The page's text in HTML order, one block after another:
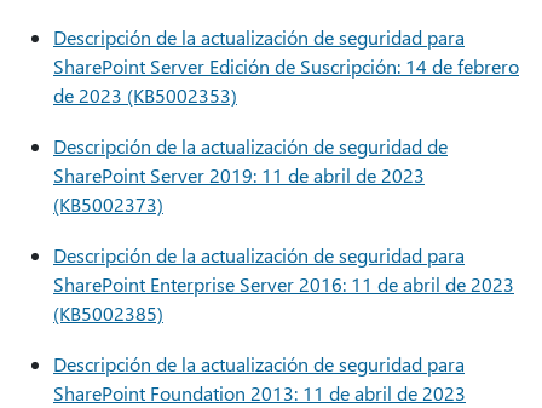
Descripción de la actualización de seguridad para
SharePoint Server Edición de Suscripción: 14 de febrero
de 2023 (KB5002353)
Descripción de la actualización de seguridad de
SharePoint Server 2019: 11 de abril de 2023
(KB5002373)
Descripción de la actualización de seguridad para
SharePoint Enterprise Server 2016: 11 de abril de 2023
(KB5002385)
Descripción de la actualización de seguridad para
SharePoint Foundation 2013: 11 de abril de 2023